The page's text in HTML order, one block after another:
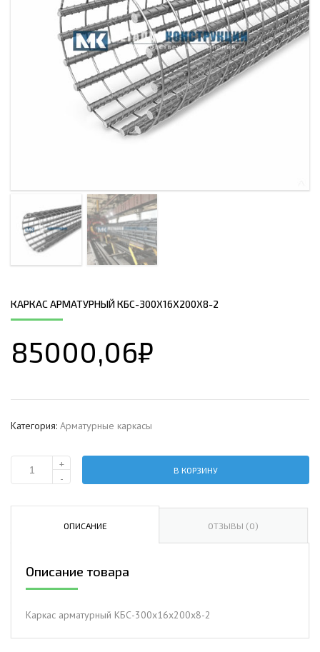
КАРКАС АРМАТУРНЫЙ КБС-300Х16Х200Х8-2
85000,06₽
Категория: Арматурные каркасы
Количество
арматурный
КБС-300х16х200х8-
+
-
В КОРЗИНУ
ОПИСАНИЕ ОТЗЫВЫ (0)
Описание товара
Каркас арматурный КБС-300х16х200х8-2